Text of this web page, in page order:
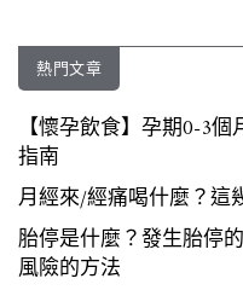
熱門文章
【懷孕飲食】孕期0-3
指南
月經來/經痛喝什麼？這
胎停是什麼？發生胎停
風險的方法